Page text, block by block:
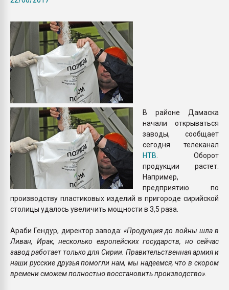
В районе Дамаска
начали открываться
заводы, сообщает
сегодня телеканал
НТВ . Оборот
продукции растет.
Например,
предприятию по
производству пластиковых изделий в пригороде сирийской
столицы удалось увеличить мощности в 3,5 раза.
Араби Гендур, директор завода: «Продукция до войны шла в
Ливан, Ирак, несколько европейских государств, но сейчас
завод работает только для Сирии. Правительственная армия и
наши русские друзья помогли нам, мы надеемся, что в скором
времени сможем полностью восстановить производство».